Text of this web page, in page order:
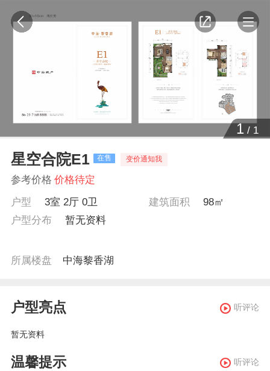
1/ 1
星空合院E1 在售 变价通知我
参考价格 价格待定
户型
3室 2厅 0卫 建筑面积
98㎡
户型分布
暂无资料
所属楼盘 中海黎香湖
户型亮点 听评论
暂无资料
温馨提示 听评论